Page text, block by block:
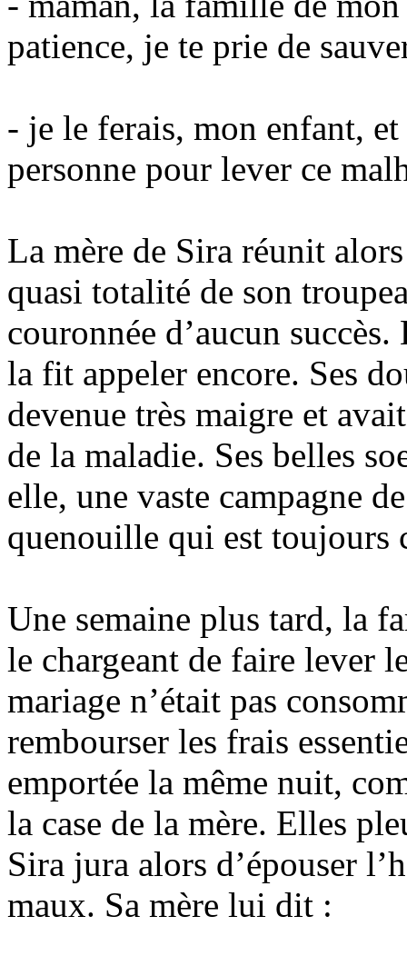
patience, je te prie de
- je le ferais, mon enfant,
personne pour lever ce
La mère de Sira réunit
quasi totalité de son
couronnée d’aucun
la fit appeler encore. Ses
devenue très maigre et
de la maladie. Ses belles
elle, une vaste campagne
quenouille qui est toujours
Une semaine plus tard, la
le chargeant de faire lever
mariage n’était pas
rembourser les frais
emportée la même nuit,
la case de la mère. Elles
Sira jura alors d’épouser
maux. Sa mère lui dit :